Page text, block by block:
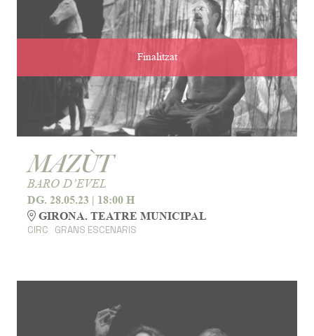
Finalitzat
MAZÙT
BARO D’EVEL
DG. 28.05.23 | 18:00 H
GIRONA. TEATRE MUNICIPAL
CIRC GRANS ESCENARIS